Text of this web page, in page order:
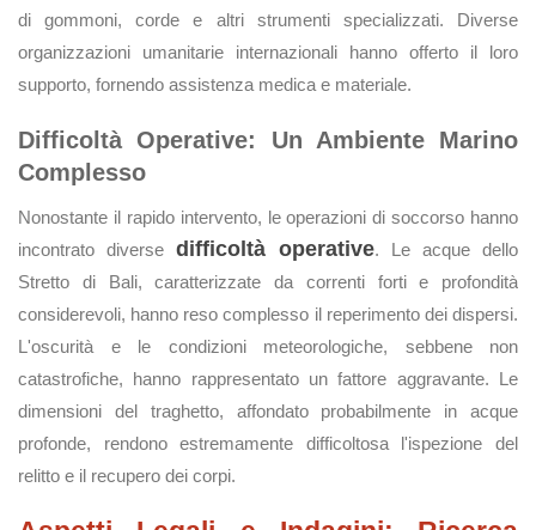
di gommoni, corde e altri strumenti specializzati. Diverse
organizzazioni umanitarie internazionali hanno offerto il loro
supporto, fornendo assistenza medica e materiale.
Difficoltà Operative: Un Ambiente Marino
Complesso
Nonostante il rapido intervento, le operazioni di soccorso hanno
incontrato diverse difficoltà operative. Le acque dello
Stretto di Bali, caratterizzate da correnti forti e profondità
considerevoli, hanno reso complesso il reperimento dei dispersi.
L'oscurità e le condizioni meteorologiche, sebbene non
catastrofiche, hanno rappresentato un fattore aggravante. Le
dimensioni del traghetto, affondato probabilmente in acque
profonde, rendono estremamente difficoltosa l'ispezione del
relitto e il recupero dei corpi.